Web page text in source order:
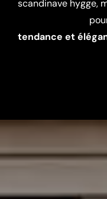
scandinave hygge,
tendance et